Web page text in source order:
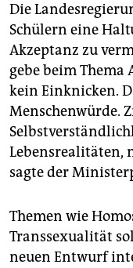
Die
Schülern eine
Akzeptanz zu
gebe beim
kein Einknicken.
Menschenwürde.
Lebensrealitäten,
sagte der
Themen wie
Transsexualität
neuen Entwurf